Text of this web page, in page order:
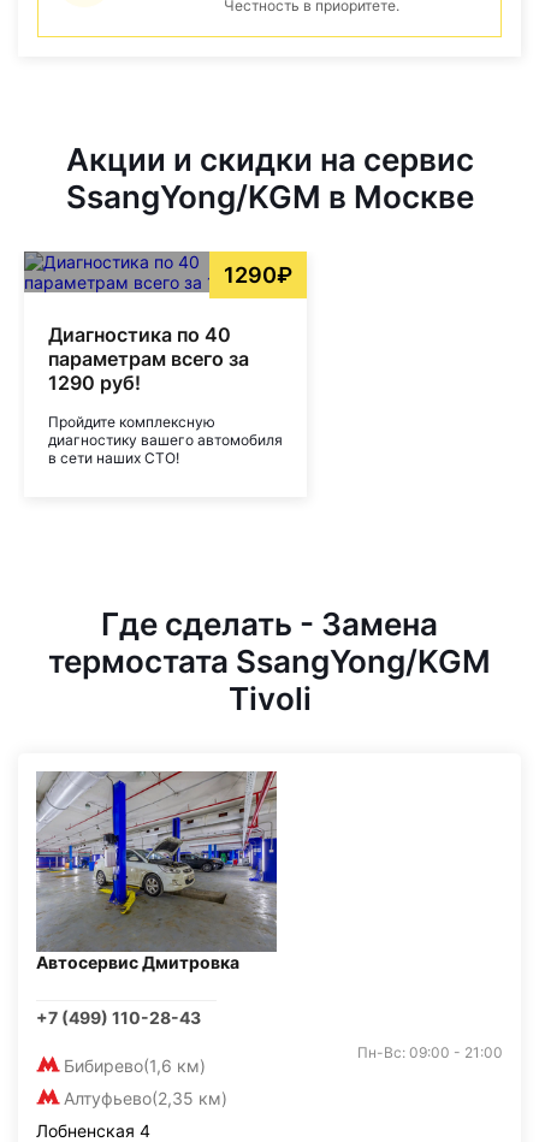
Честность в приоритете.
Акции и скидки на сервис
SsangYong/KGM в Москве
1290₽
Диагностика по 40
параметрам всего за
1290 руб!
Пройдите комплексную
диагностику вашего автомобиля
в сети наших СТО!
Где сделать - Замена
термостата SsangYong/KGM
Tivoli
Автосервис Дмитровка
+7 (499) 110-28-43
Бибирево(1,6 км)
Алтуфьево(2,35 км)
Пн-Вс: 09:00 - 21:00
Лобненская 4